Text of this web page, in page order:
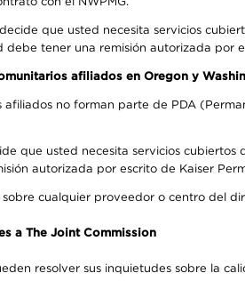
que usted necesita servicios
debe tener una remisión autorizada
afiliados en Oregon y
afiliados no forman parte de PDA
que usted necesita servicios
autorizada por escrito de Kaiser
cualquier proveedor o centro del
a The Joint Commission
resolver sus inquietudes sobre la